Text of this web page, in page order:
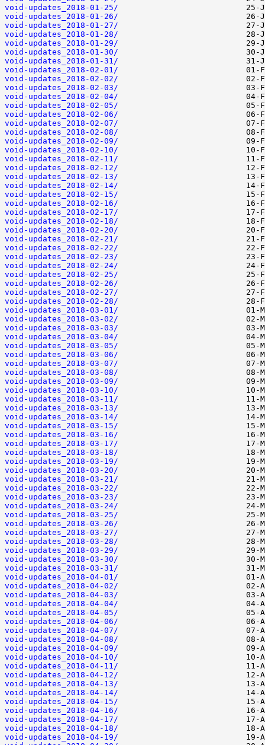
void-updates_2018-01-25/
void-updates_2018-01-26/
void-updates_2018-01-27/
void-updates_2018-01-28/
void-updates_2018-01-29/
void-updates_2018-01-30/
void-updates_2018-01-31/
void-updates_2018-02-01/
void-updates_2018-02-02/
void-updates_2018-02-03/
void-updates_2018-02-04/
void-updates_2018-02-05/
void-updates_2018-02-06/
void-updates_2018-02-07/
void-updates_2018-02-08/
void-updates_2018-02-09/
void-updates_2018-02-10/
void-updates_2018-02-11/
void-updates_2018-02-12/
void-updates_2018-02-13/
void-updates_2018-02-14/
void-updates_2018-02-15/
void-updates_2018-02-16/
void-updates_2018-02-17/
void-updates_2018-02-18/
void-updates_2018-02-20/
void-updates_2018-02-21/
void-updates_2018-02-22/
void-updates_2018-02-23/
void-updates_2018-02-24/
void-updates_2018-02-25/
void-updates_2018-02-26/
void-updates_2018-02-27/
void-updates_2018-02-28/
void-updates_2018-03-01/
void-updates_2018-03-02/
void-updates_2018-03-03/
void-updates_2018-03-04/
void-updates_2018-03-05/
void-updates_2018-03-06/
void-updates_2018-03-07/
void-updates_2018-03-08/
void-updates_2018-03-09/
void-updates_2018-03-10/
void-updates_2018-03-11/
void-updates_2018-03-13/
void-updates_2018-03-14/
void-updates_2018-03-15/
void-updates_2018-03-16/
void-updates_2018-03-17/
void-updates_2018-03-18/
void-updates_2018-03-19/
void-updates_2018-03-20/
void-updates_2018-03-21/
void-updates_2018-03-22/
void-updates_2018-03-23/
void-updates_2018-03-24/
void-updates_2018-03-25/
void-updates_2018-03-26/
void-updates_2018-03-27/
void-updates_2018-03-28/
void-updates_2018-03-29/
void-updates_2018-03-30/
void-updates_2018-03-31/
void-updates_2018-04-01/
void-updates_2018-04-02/
void-updates_2018-04-03/
void-updates_2018-04-04/
void-updates_2018-04-05/
void-updates_2018-04-06/
void-updates_2018-04-07/
void-updates_2018-04-08/
void-updates_2018-04-09/
void-updates_2018-04-10/
void-updates_2018-04-11/
void-updates_2018-04-12/
void-updates_2018-04-13/
void-updates_2018-04-14/
void-updates_2018-04-15/
void-updates_2018-04-16/
void-updates_2018-04-17/
void-updates_2018-04-18/
void-updates_2018-04-19/